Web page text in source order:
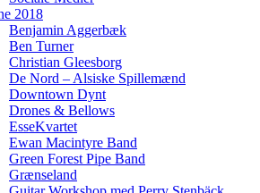
2018
Benjamin Aggerbæk
Ben Turner
Christian Gleesborg
De Nord – Alsiske Spillemænd
Downtown Dynt
Drones & Bellows
EsseKvartet
Ewan Macintyre Band
Green Forest Pipe Band
Grænseland